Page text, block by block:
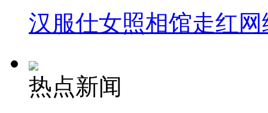
汉服仕女照相馆走红网
热点新闻